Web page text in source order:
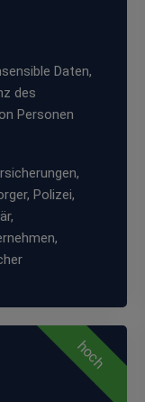
Daten,
des
Personen
Polizei,
hoch